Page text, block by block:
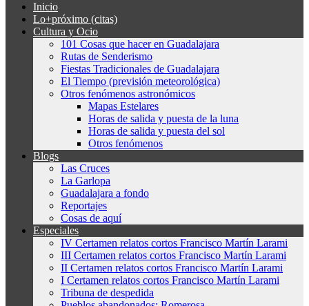
Inicio
Lo+próximo (citas)
Cultura y Ocio
101 Cosas que hacer en Guadalajara
Rutas de Senderismo
Fiestas Tradicionales de Guadalajara
El Tiempo (previsión meteorológica)
Otros fenómenos astronómicos
Mapas Estelares
Horas de salida y puesta de la luna
Horas de salida y puesta del sol
Otros fenómenos
Blogs
Las Cruces
La Garlopa
Guadalajara a fondo
Reportajes
Cosas de aquí
Especiales
IV Certamen relatos cortos Francisco Martín Larami
III Certamen relatos cortos Francisco Martín Larami
II Certamen relatos cortos Francisco Martín Larami
I Certamen relatos cortos Francisco Martín Larami
Tribuna de despedida